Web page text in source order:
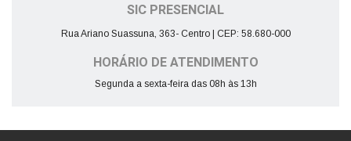
SIC PRESENCIAL
Rua Ariano Suassuna, 363- Centro | CEP: 58.680-000
HORÁRIO DE ATENDIMENTO
Segunda a sexta-feira das 08h às 13h